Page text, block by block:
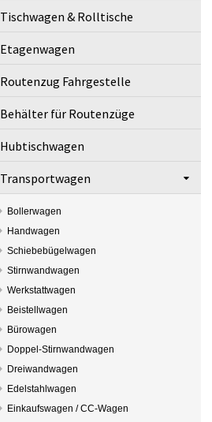
Tischwagen & Rolltische
Etagenwagen
Routenzug Fahrgestelle
Behälter für Routenzüge
Hubtischwagen
Transportwagen
Bollerwagen
Handwagen
Schiebebügelwagen
Stirnwandwagen
Werkstattwagen
Beistellwagen
Bürowagen
Doppel-Stirnwandwagen
Dreiwandwagen
Edelstahlwagen
Einkaufswagen / CC-Wagen